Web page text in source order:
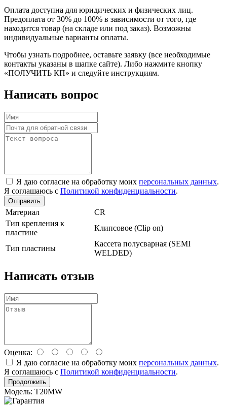
Оплата доступна для юридических и физических лиц.
Предоплата от 30% до 100% в зависимости от того, где
находится товар (на складе или под заказ). Возможны
индивидуальные варианты оплаты.
Чтобы узнать подробнее, оставьте заявку (все необходимые
контакты указаны в шапке сайте). Либо нажмите кнопку
«ПОЛУЧИТЬ КП» и следуйте инструкциям.
Написать вопрос
Я даю согласие на обработку моих персональных данных.
Я соглашаюсь с Политикой конфиденциальности.
Отправить
Материал
CR
Тип крепления к
пластине
Клипсовое (Clip on)
Тип пластины
Кассета полусварная (SEMI
WELDED)
Написать отзыв
Оценка:
Я даю согласие на обработку моих персональных данных.
Я соглашаюсь с Политикой конфиденциальности.
Продолжить
Модель: T20MW